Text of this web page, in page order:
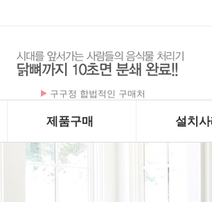
구구정 합법적인 구매처
제품구매
설치사